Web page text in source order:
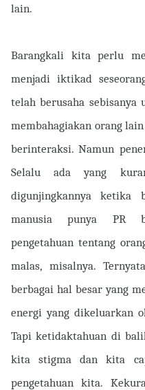
lain.
Barangkali kita perlu
menjadi iktikad
telah berusaha sebisanya
membahagiakan orang
berinteraksi. Namun
Selalu ada yang
digunjingkannya ketika
manusia punya PR
pengetahuan tentang
malas, misalnya.
berbagai hal besar yang
energi yang dikeluarkan
Tapi ketidaktahuan di
kita stigma dan kita
pengetahuan kita.